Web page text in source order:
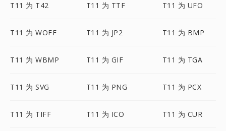
T11 为 T42 T11 为 TTF T11 为 UFO
T11 为 WOFF T11 为 JP2 T11 为 BMP
T11 为 WBMP T11 为 GIF T11 为 TGA
T11 为 SVG T11 为 PNG T11 为 PCX
T11 为 TIFF T11 为 ICO T11 为 CUR